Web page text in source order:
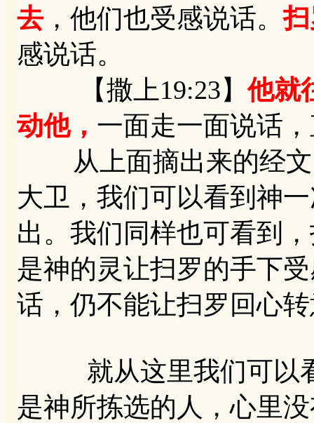
去 ，他们也受感说话。
感说话。
【撒上19:23】他就
动他， 一面走一面说话
从上面摘出来的经文
大卫，我们可以看到神
出。我们同样也可看到
是神的灵让扫罗的手下
话，仍不能让扫罗回心
就从这里我们可以看
是神所拣选的人，心里